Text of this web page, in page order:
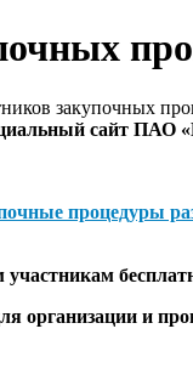
закупочных
сайт ПАО
процедуры
организации и